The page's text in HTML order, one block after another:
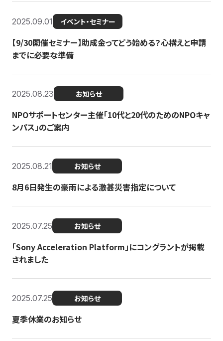
2025.09.01 イベント・セミナー
【9/30開催セミナー】助成金ってどう始める？心構えと申請
までに必要な準備
2025.08.23 お知らせ
NPOサポートセンター主催「10代と20代のためのNPOキャ
ンパス」のご案内
2025.08.21 お知らせ
8月6日発生の豪雨による激甚災害指定について
2025.07.25 お知らせ
「Sony Acceleration Platform」にコングラントが掲載
されました
2025.07.25 お知らせ
夏季休業のお知らせ